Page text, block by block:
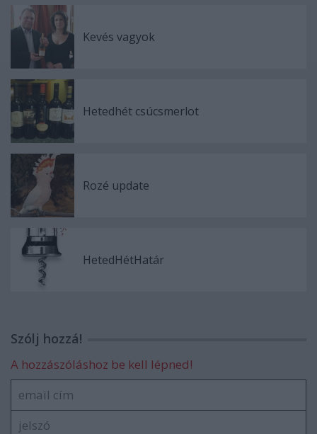
Kevés vagyok
Hetedhét csúcsmerlot
Rozé update
HetedHétHatár
Szólj hozzá!
A hozzászóláshoz be kell lépned!